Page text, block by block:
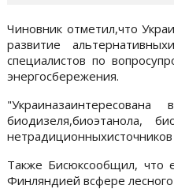
Чиновник отметил,что
развитие
специалистов по
энергосбережения.
биодизеля,биоэтанола,
Также Бисюксообщил, что
Финляндией всфере лесного